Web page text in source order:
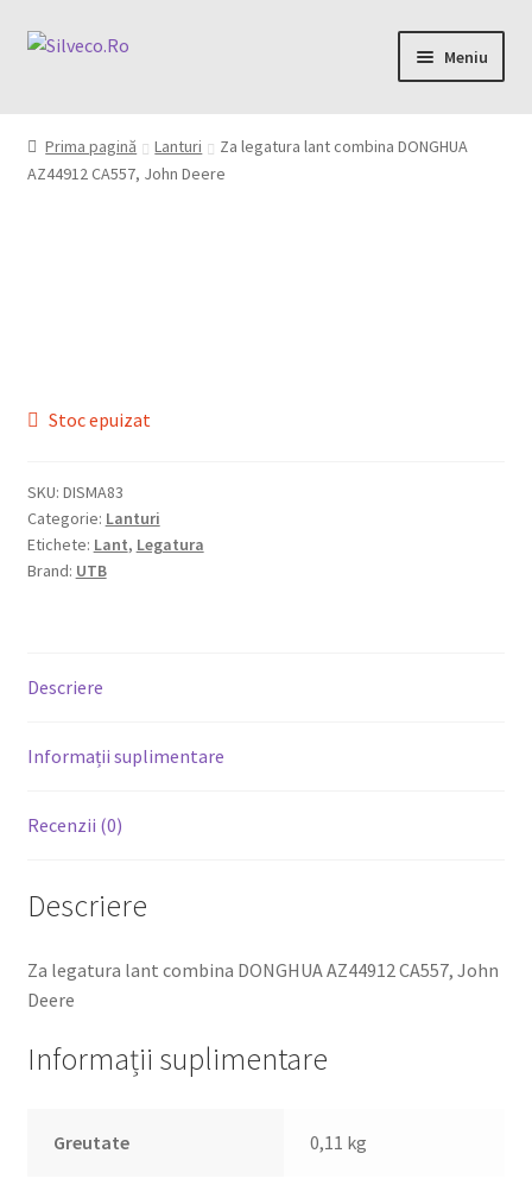
Meniu
Despre
Prima pagină Lanturi
Za legatura lant combina DONGHUA
AZ44912 CA557, John Deere
Stoc epuizat
SKU: DISMA83
Categorie: Lanturi
Etichete: Lant, Legatura
Brand: UTB
Descriere
Informații suplimentare
Recenzii (0)
Descriere
Za legatura lant combina DONGHUA AZ44912 CA557, John
Deere
Informații suplimentare
Greutate 0,11 kg